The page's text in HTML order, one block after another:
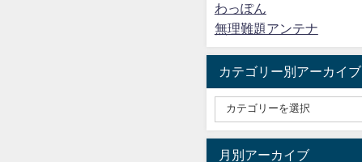
わっぽん
無理難題アンテナ
カテゴリー別アーカイブ
月別アーカイブ